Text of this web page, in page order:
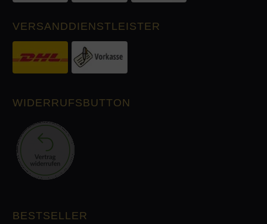
VERSANDDIENSTLEISTER
WIDERRUFSBUTTON
BESTSELLER